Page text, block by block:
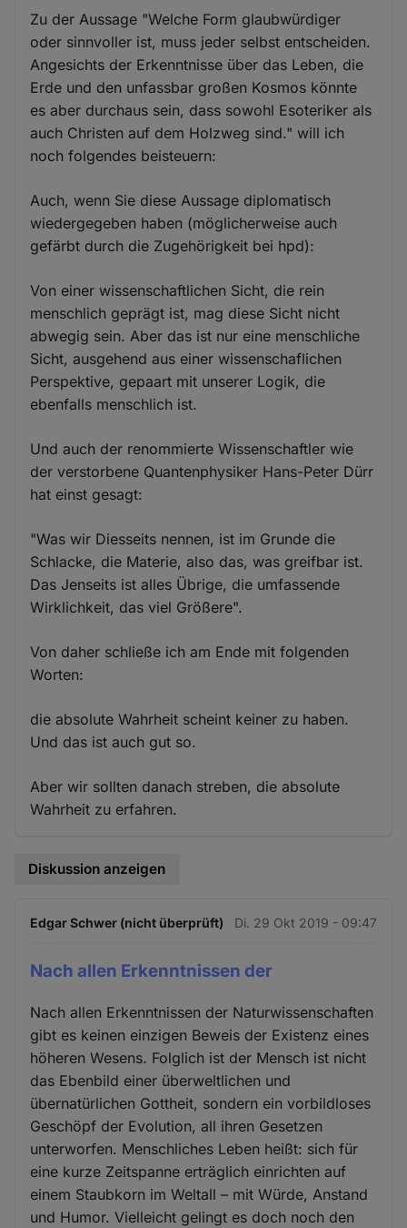
Zu der Aussage "Welche Form glaubwürdiger
oder sinnvoller ist, muss jeder selbst entscheiden.
Angesichts der Erkenntnisse über das Leben, die
Erde und den unfassbar großen Kosmos könnte
es aber durchaus sein, dass sowohl Esoteriker als
auch Christen auf dem Holzweg sind." will ich
noch folgendes beisteuern:
Auch, wenn Sie diese Aussage diplomatisch
wiedergegeben haben (möglicherweise auch
gefärbt durch die Zugehörigkeit bei hpd):
Von einer wissenschaftlichen Sicht, die rein
menschlich geprägt ist, mag diese Sicht nicht
abwegig sein. Aber das ist nur eine menschliche
Sicht, ausgehend aus einer wissenschaflichen
Perspektive, gepaart mit unserer Logik, die
ebenfalls menschlich ist.
Und auch der renommierte Wissenschaftler wie
der verstorbene Quantenphysiker Hans-Peter Dürr
hat einst gesagt:
"Was wir Diesseits nennen, ist im Grunde die
Schlacke, die Materie, also das, was greifbar ist.
Das Jenseits ist alles Übrige, die umfassende
Wirklichkeit, das viel Größere".
Von daher schließe ich am Ende mit folgenden
Worten:
die absolute Wahrheit scheint keiner zu haben.
Und das ist auch gut so.
Aber wir sollten danach streben, die absolute
Wahrheit zu erfahren.
Diskussion anzeigen
Edgar Schwer (nicht überprüft) Di. 29 Okt 2019 - 09:47
Nach allen Erkenntnissen der
Nach allen Erkenntnissen der Naturwissenschaften
gibt es keinen einzigen Beweis der Existenz eines
höheren Wesens. Folglich ist der Mensch ist nicht
das Ebenbild einer überweltlichen und
übernatürlichen Gottheit, sondern ein vorbildloses
Geschöpf der Evolution, all ihren Gesetzen
unterworfen. Menschliches Leben heißt: sich für
eine kurze Zeitspanne erträglich einrichten auf
einem Staubkorn im Weltall – mit Würde, Anstand
und Humor. Vielleicht gelingt es doch noch den